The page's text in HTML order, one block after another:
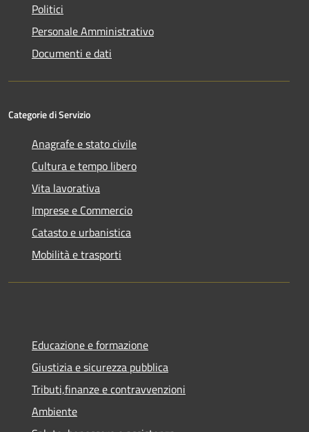
Politici
Personale Amministrativo
Documenti e dati
Categorie di Servizio
Anagrafe e stato civile
Cultura e tempo libero
Vita lavorativa
Imprese e Commercio
Catasto e urbanistica
Mobilità e trasporti
Educazione e formazione
Giustizia e sicurezza pubblica
Tributi,finanze e contravvenzioni
Ambiente